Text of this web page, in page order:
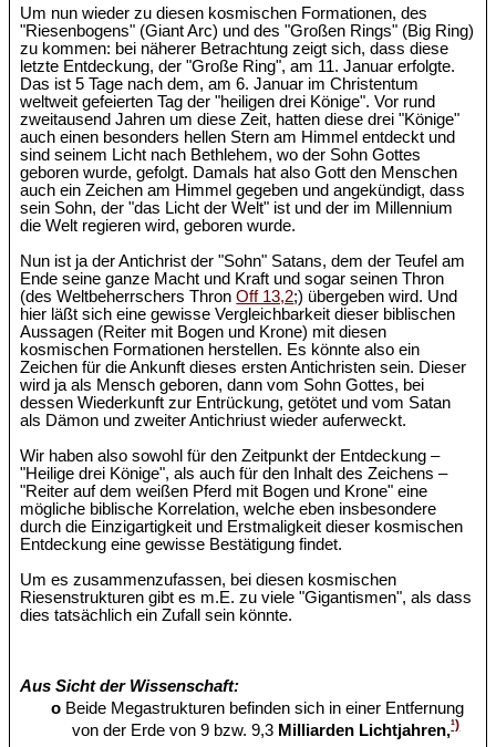
Um nun wieder zu diesen kosmischen Formationen, des
"Riesenbogens" (Giant Arc) und des "Großen Rings" (Big Ring)
zu kommen: bei näherer Betrachtung zeigt sich, dass diese
letzte Entdeckung, der "Große Ring", am 11. Januar erfolgte.
Das ist 5 Tage nach dem, am 6. Januar im Christentum
weltweit gefeierten Tag der "heiligen drei Könige". Vor rund
zweitausend Jahren um diese Zeit, hatten diese drei "Könige"
auch einen besonders hellen Stern am Himmel entdeckt und
sind seinem Licht nach Bethlehem, wo der Sohn Gottes
geboren wurde, gefolgt. Damals hat also Gott den Menschen
auch ein Zeichen am Himmel gegeben und angekündigt, dass
sein Sohn, der "das Licht der Welt" ist und der im Millennium
die Welt regieren wird, geboren wurde.
Nun ist ja der Antichrist der "Sohn" Satans, dem der Teufel am
Ende seine ganze Macht und Kraft und sogar seinen Thron
(des Weltbeherrschers ThronOff 13,2;) übergeben wird. Und
hier läßt sich eine gewisse Vergleichbarkeit dieser biblischen
Aussagen (Reiter mit Bogen und Krone) mit diesen
kosmischen Formationen herstellen. Es könnte also ein
Zeichen für die Ankunft dieses ersten Antichristen sein. Dieser
wird ja als Mensch geboren, dann vom Sohn Gottes, bei
dessen Wiederkunft zur Entrückung, getötet und vom Satan
als Dämon und zweiter Antichriust wieder auferweckt.
Wir haben also sowohl für den Zeitpunkt der Entdeckung –
"Heilige drei Könige", als auch für den Inhalt des Zeichens –
"Reiter auf dem weißen Pferd mit Bogen und Krone" eine
mögliche biblische Korrelation, welche eben insbesondere
durch die Einzigartigkeit und Erstmaligkeit dieser kosmischen
Entdeckung eine gewisse Bestätigung findet.
Um es zusammenzufassen, bei diesen kosmischen
Riesenstrukturen gibt es m.E. zu viele "Gigantismen", als dass
dies tatsächlich ein Zufall sein könnte.
Aus Sicht der Wissenschaft:
o Beide Megastrukturen befinden sich in einer Entfernung
von der Erde von 9 bzw. 9,3 Milliarden Lichtjahren,¹)